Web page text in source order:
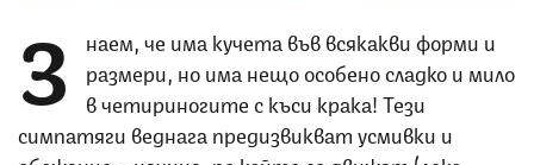
З
наем, че има кучета във всякакви форми и
размери, но има нещо особено сладко и мило
в четириногите с къси крака! Тези
симпатяги веднага предизвикват усмивки и